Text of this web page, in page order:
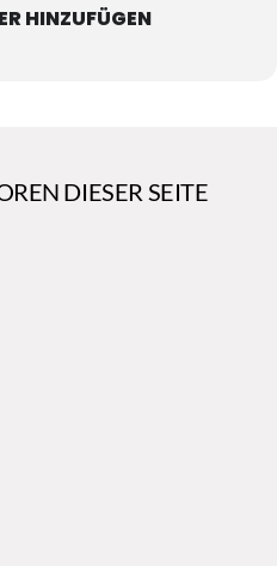
HINZUFÜGEN
DIESER SEITE